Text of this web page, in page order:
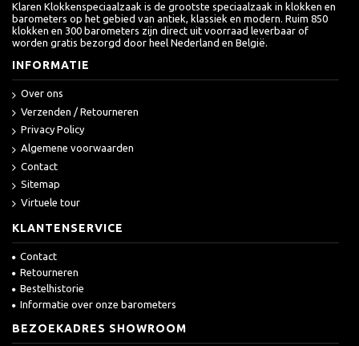
Klaren Klokkenspeciaalzaak is de grootste speciaalzaak in klokken en
barometers op het gebied van antiek, klassiek en modern. Ruim 850
klokken en 300 barometers zijn direct uit voorraad leverbaar of
worden gratis bezorgd door heel Nederland en België.
INFORMATIE
Over ons
Verzenden / Retourneren
Privacy Policy
Algemene voorwaarden
Contact
Sitemap
Virtuele tour
KLANTENSERVICE
Contact
Retourneren
Bestelhistorie
Informatie over onze barometers
BEZOEKADRES SHOWROOM